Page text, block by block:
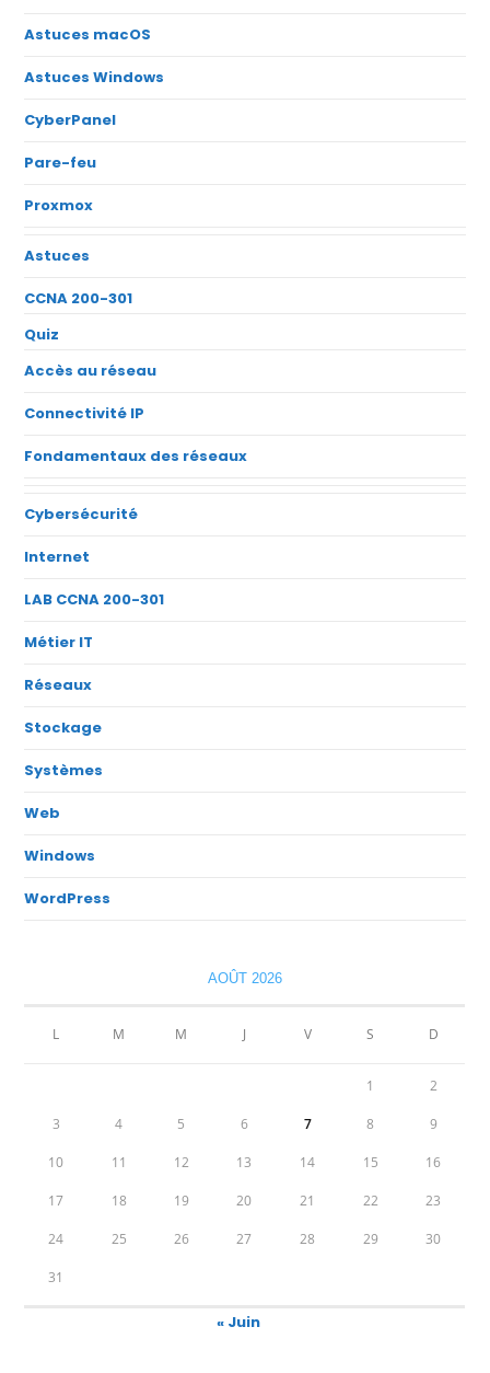
Astuces macOS
Astuces Windows
CyberPanel
Pare-feu
Proxmox
Astuces
CCNA 200-301
Quiz
Accès au réseau
Connectivité IP
Fondamentaux des réseaux
Cybersécurité
Internet
LAB CCNA 200-301
Métier IT
Réseaux
Stockage
Systèmes
Web
Windows
WordPress
AOÛT 2026
L M M J V S D
1 2
3 4 5 6 7 8 9
10 11 12 13 14 15 16
17 18 19 20 21 22 23
24 25 26 27 28 29 30
31
« Juin